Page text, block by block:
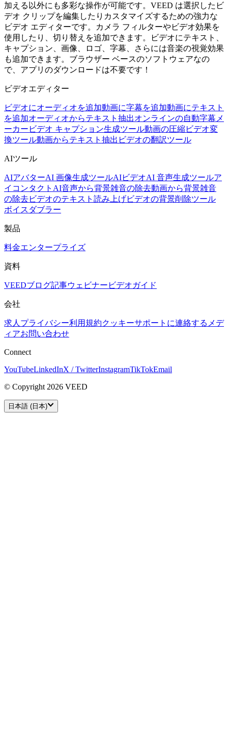
加える以外にも多彩な操作が可能です。VEED は選択したビ
デオ クリップを編集したりカスタマイズするための強力な
ビデオ エディターです。カメラ フィルターやビデオ効果を
使用したり、切り替えを追加できます。ビデオにテキスト、
キャプション、画像、ロゴ、字幕、さらには音楽の視覚効果
も追加できます。ブラウザー ベースのソフトウェアなの
で、アプリのダウンロードは不要です！
ビデオエディター
ビデオにオーディオを追加動画に字幕を追加動画にテキスト
を追加オーディオからテキスト抽出オンラインの自動字幕メ
ーカー ビデオ キャプション生成ツール動画の圧縮ビデオ変
換ツール動画からテキスト抽出 ビデオの翻訳ツール
AIツール
AIアバターAI 画像生成ツールAIビデオAI 音声生成ツールア
イコンタクトAI音声から背景雑音の除去動画から背景雑音
の除去ビデオのテキスト読み上げビデオの背景削除ツール
ボイスダブラー
製品
料金エンタープライズ
資料
VEEDブログ記事ウェビナー ビデオガイド
会社
求人 プライバシー利用規約クッキーサポートに連絡する メデ
ィアお問い合わせ
Connect
YouTubeLinkedInX / TwitterInstagramTikTokEmail
© Copyright 2026 VEED
日本語 (日本)